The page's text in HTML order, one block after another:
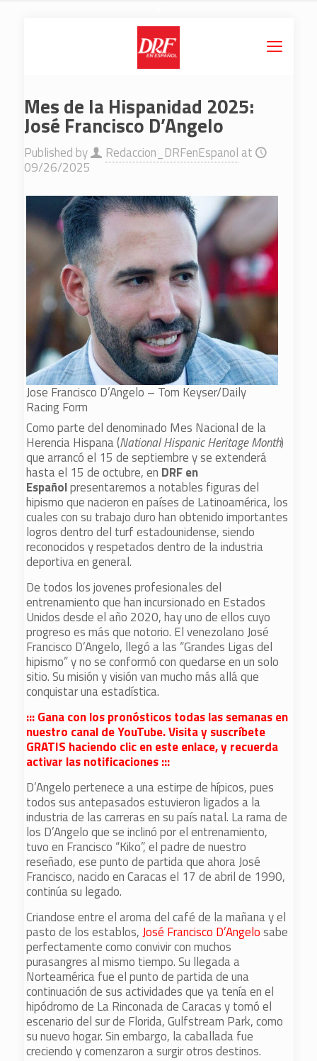
Mes de la Hispanidad 2025:
José Francisco D’Angelo
Published by Redaccion_DRFenEspanol at
09/26/2025
Jose Francisco D’Angelo – Tom Keyser/Daily
Racing Form
Como parte del denominado Mes Nacional de la
Herencia Hispana (National Hispanic Heritage Month)
que arrancó el 15 de septiembre y se extenderá
hasta el 15 de octubre, en DRF en
Españolpresentaremos a notables figuras del
hipismo que nacieron en países de Latinoamérica, los
cuales con su trabajo duro han obtenido importantes
logros dentro del turf estadounidense, siendo
reconocidos y respetados dentro de la industria
deportiva en general.
De todos los jovenes profesionales del
entrenamiento que han incursionado en Estados
Unidos desde el año 2020, hay uno de ellos cuyo
progreso es más que notorio. El venezolano José
Francisco D’Angelo, llegó a las “Grandes Ligas del
hipismo” y no se conformó con quedarse en un solo
sitio. Su misión y visión van mucho más allá que
conquistar una estadística.
::: Gana con los pronósticos todas las semanas en
nuestro canal de YouTube. Visita y suscríbete
GRATIS haciendo clic en este enlace, y recuerda
activar las notificaciones :::
D’Angelo pertenece a una estirpe de hípicos, pues
todos sus antepasados estuvieron ligados a la
industria de las carreras en su país natal. La rama de
los D’Angelo que se inclinó por el entrenamiento,
tuvo en Francisco “Kiko”, el padre de nuestro
reseñado, ese punto de partida que ahora José
Francisco, nacido en Caracas el 17 de abril de 1990,
continúa su legado.
Criandose entre el aroma del café de la mañana y el
pasto de los establos,José Francisco D’Angelosabe
perfectamente como convivir con muchos
purasangres al mismo tiempo. Su llegada a
Norteamérica fue el punto de partida de una
continuación de sus actividades que ya tenía en el
hipódromo de La Rinconada de Caracas y tomó el
escenario del sur de Florida, Gulfstream Park, como
su nuevo hogar. Sin embargo, la caballada fue
creciendo y comenzaron a surgir otros destinos.